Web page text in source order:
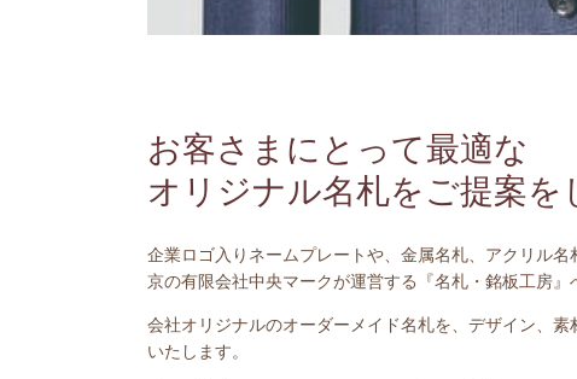
お客さまにとって最適な
オリジナル名札をご提案を
企業ロゴ入りネームプレートや、金属名札、アクリル
京の有限会社中央マークが運営する『名札・銘板工房』
会社オリジナルのオーダーメイド名札を、デザイン、
いたします。